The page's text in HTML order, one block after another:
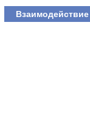
Взаимодействие